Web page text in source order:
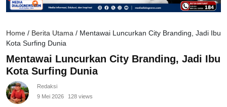
Home / Berita Utama / Mentawai Luncurkan City Branding, Jadi Ibu
Kota Surfing Dunia
Mentawai Luncurkan City Branding, Jadi Ibu
Kota Surfing Dunia
Redaksi
9 Mei 2026
128 views